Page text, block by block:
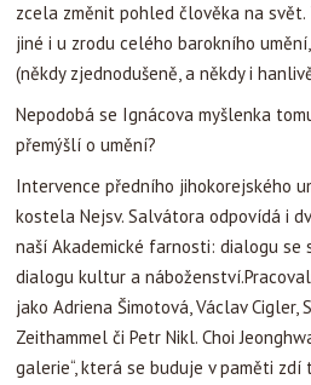
zcela změnit pohled člověka na
jiné i u zrodu celého barokního
(někdy zjednodušeně, a někdy i
Nepodobá se Ignácova myšlenka
přemýšlí o umění?
Intervence předního jihokorejského
kostela Nejsv. Salvátora odpovídá i
naší Akademické farnosti: dialogu se
dialogu kultur a
jako Adriena Šimotová, Václav Cigler,
Zeithammel či Petr Nikl. Choi
galerie“, která se buduje v paměti